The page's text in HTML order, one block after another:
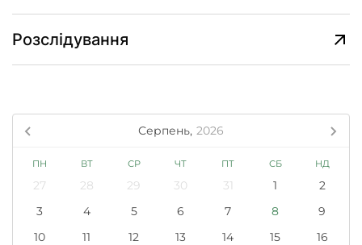
Розслідування
Серпень, 2026
ПН ВТ СР ЧТ ПТ СБ НД
27 28 29 30 31 1
2
3
4 5 6 7 8
9
10
11 12 13 14 15
16